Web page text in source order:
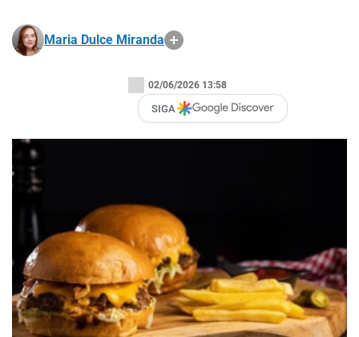
Maria Dulce Miranda
02/06/2026 13:58
SIGA